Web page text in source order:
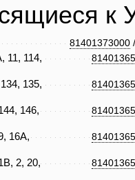
к
81401373000
11, 114,
135,
146,
16А,
2, 20,